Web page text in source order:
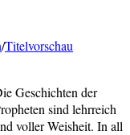
/Titelvorschau
Geschichten der
sind lehrreich
voller Weisheit. In all